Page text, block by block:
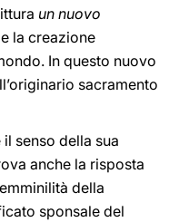
un nuovo
la creazione
In questo nuovo
sacramento
senso della sua
anche la risposta
della
sponsale del